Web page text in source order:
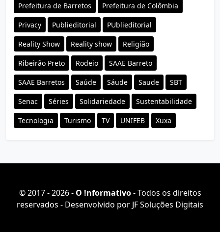
Prefeitura de Barretos Prefeitura de Colômbia
Privacy Publieditorial PUblieditorial
Reality Show Reality show Religião
Ribeirão Preto Rodeio SAAE Barreto
SAAE Barretos Saúde Sáude Saude SBT
Senac Séries Solidariedade Sustentabilidade
Tecnologia Turismo TV UNIFEB Xuxa
© 2017 - 2026 - O ǃnformativo- Todos os direitos
reservados - Desenvolvido por JF Soluções Digitais